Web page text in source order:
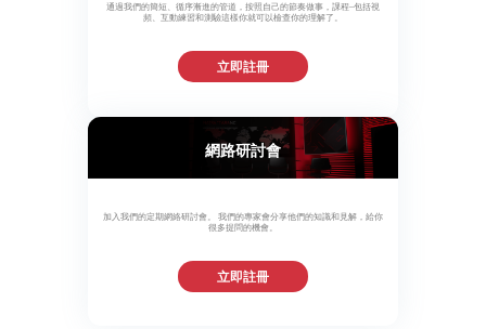
通過我們的簡短、循序漸進的管道，按照自己的節奏做事，課程–包括視
頻、互動練習和測驗這樣你就可以檢查你的理解了。
立即註冊
網路研討會
加入我們的定期網絡研討會。 我們的專家會分享他們的知識和見解，給你
很多提問的機會。
立即註冊